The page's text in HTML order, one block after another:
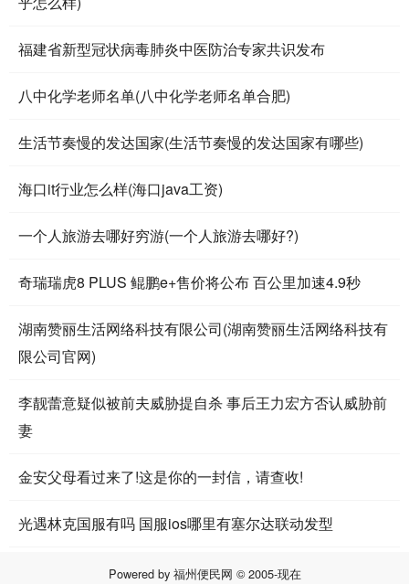
福建省新型冠状病毒肺炎中医防治专家共识发布
八中化学老师名单(八中化学老师名单合肥)
生活节奏慢的发达国家(生活节奏慢的发达国家有哪些)
海口it行业怎么样(海口java工资)
一个人旅游去哪好穷游(一个人旅游去哪好?)
奇瑞瑞虎8 PLUS 鲲鹏e+售价将公布 百公里加速4.9秒
湖南赞丽生活网络科技有限公司(湖南赞丽生活网络科技有
限公司官网)
李靓蕾意疑似被前夫威胁提自杀 事后王力宏方否认威胁前
妻
金安父母看过来了!这是你的一封信，请查收!
光遇林克国服有吗 国服ios哪里有塞尔达联动发型
Powered by 福州便民网 © 2005-现在